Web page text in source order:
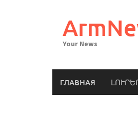
Your News
ГЛАВНАЯ